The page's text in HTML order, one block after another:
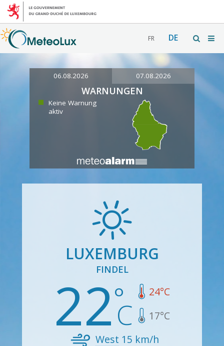
FR DE
06.08.2026 07.08.2026
WARNUNGEN
Keine Warnung
aktiv
LUXEMBURG
FINDEL
22 24°C
17°C
West 15 km/h